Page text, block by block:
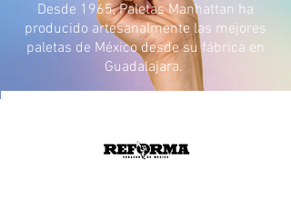
Desde 1965, Paletas Manhattan ha
producido artesanalmente las mejores
paletas de México desde su fábrica en
Guadalajara.